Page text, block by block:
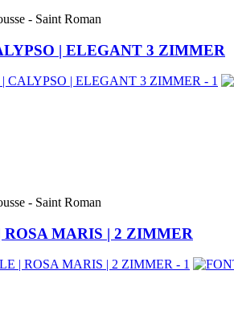
- Saint Roman
| ELEGANT 3 ZIMMER
- Saint Roman
MARIS | 2 ZIMMER